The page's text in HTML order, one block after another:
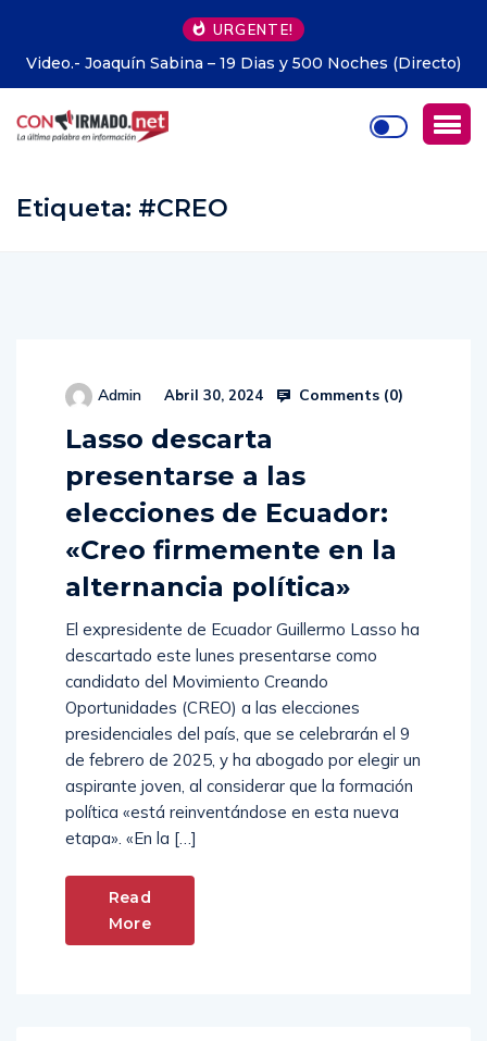
URGENTE!
(Directo)
Alemania.- Unas 500 personas recorren Berlín
en bicicleta
Etiqueta: #CREO
Admin Abril 30, 2024 Comments (0)
Lasso descarta
presentarse a las
elecciones de Ecuador:
«Creo firmemente en la
alternancia política»
El expresidente de Ecuador Guillermo Lasso ha
descartado este lunes presentarse como
candidato del Movimiento Creando
Oportunidades (CREO) a las elecciones
presidenciales del país, que se celebrarán el 9
de febrero de 2025, y ha abogado por elegir un
aspirante joven, al considerar que la formación
política «está reinventándose en esta nueva
etapa». «En la […]
Read
More